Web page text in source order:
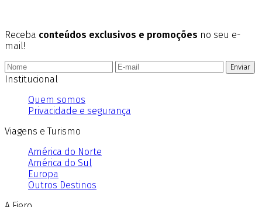
Receba conteúdos exclusivos e promoções no seu e-
mail!
Enviar
Institucional
Quem somos
Privacidade e segurança
Viagens e Turismo
América do Norte
América do Sul
Europa
Outros Destinos